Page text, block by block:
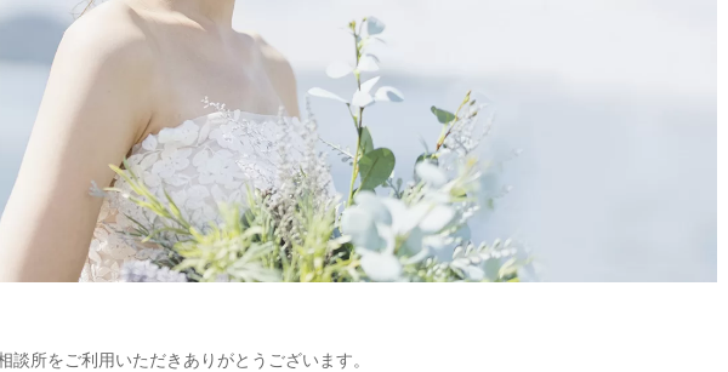
所をご利用いただきありがとうございます。